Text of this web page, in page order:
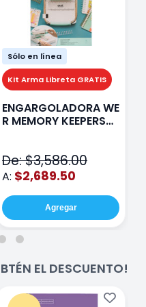
Sólo en línea
Kit Arma Libreta GRATIS
ENGARGOLADORA WE
R MEMORY KEEPERS
De: $3,586.00
A: $2,689.50
Agregar
EL DESCUENTO!